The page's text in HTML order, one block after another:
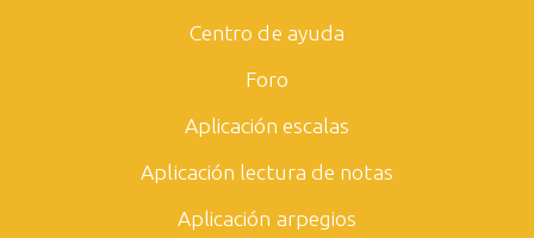
Centro de ayuda
Foro
Aplicación escalas
Aplicación lectura de notas
Aplicación arpegios